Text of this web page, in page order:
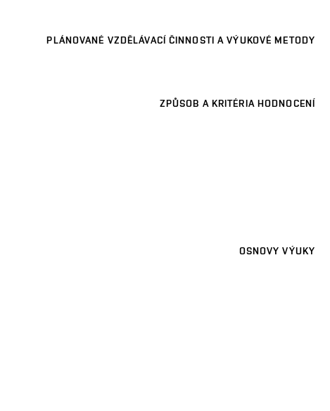
PLÁNOVANÉ VZDĚLÁVACÍ ČINNOSTI A VÝUKOVÉ METODY
ZPŮSOB A KRITÉRIA HODNOCENÍ
OSNOVY VÝUKY